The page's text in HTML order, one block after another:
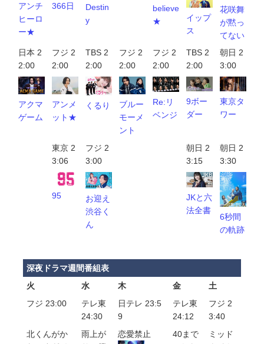
アンチ
ヒーロ
ー★
366日
Destin
y
believe
★
イップ
ス
花咲舞
が黙っ
てない
日本 2
2:00
フジ 2
2:00
TBS 2
2:00
フジ 2
2:00
フジ 2
2:00
TBS 2
2:00
朝日 2
3:00
アクマ
ゲーム
アンメ
ット★
くるり
ブルー
モーメ
ント
Re:リ
ベンジ
9ボー
ダー
東京タ
ワー
東京 2
3:06
フジ 2
3:00
朝日 2
3:15
朝日 2
3:30
95
お迎え
渋谷く
ん
JKと六
法全書
6秒間
の軌跡
深夜ドラマ週間番組表
火
水 木 金
土
フジ 23:00
テレ東
24:30
日テレ 23:5
9
テレ東
24:12
フジ 2
3:40
北くんがか
雨上が
恋愛禁止
40まで
ミッド